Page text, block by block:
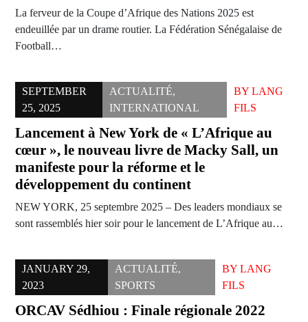
La ferveur de la Coupe d’Afrique des Nations 2025 est
endeuillée par un drame routier. La Fédération Sénégalaise de
Football…
SEPTEMBER
25, 2025
ACTUALITÉ,
INTERNATIONAL
BYLANG
FILS
Lancement à New York de « L’Afrique au
cœur », le nouveau livre de Macky Sall, un
manifeste pour la réforme et le
développement du continent
NEW YORK, 25 septembre 2025 – Des leaders mondiaux se
sont rassemblés hier soir pour le lancement de L’Afrique au…
JANUARY 29,
2023
ACTUALITÉ,
SPORTS
BY LANG
FILS
ORCAV Sédhiou : Finale régionale 2022